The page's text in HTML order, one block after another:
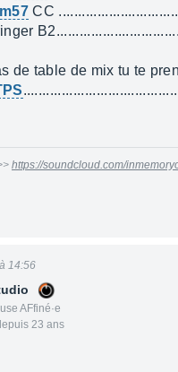
CC
de table de mix tu te
https://soundcloud.com/
AFfiné·e
23 ans
14:56